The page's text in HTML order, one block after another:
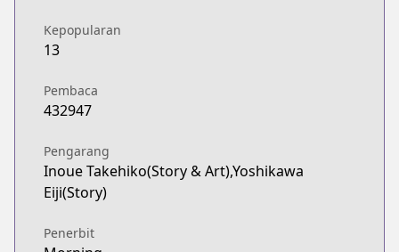
Kepopularan
13
Pembaca
432947
Pengarang
Inoue Takehiko(Story & Art),Yoshikawa
Eiji(Story)
Penerbit